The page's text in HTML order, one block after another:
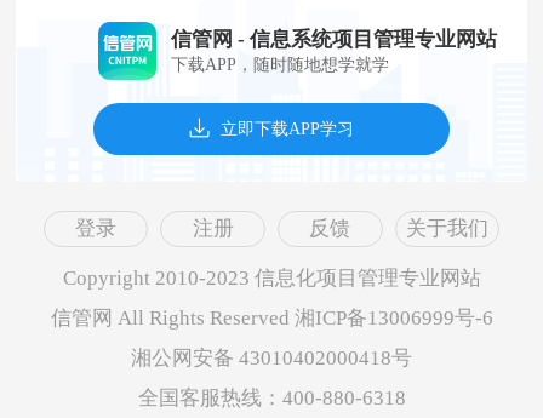
信管网 - 信息系统项目管理专业网站
下载APP，随时随地想学就学
立即下载APP学习
登录 注册 反馈 关于我们
Copyright 2010-2023 信息化项目管理专业网站
信管网 All Rights Reserved 湘ICP备13006999号-6
湘公网安备 43010402000418号
全国客服热线：400-880-6318